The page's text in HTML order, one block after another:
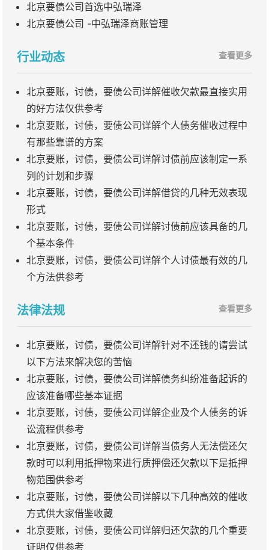
北京要债公司首选中弘瑞泽
北京要债公司 -中弘瑞泽商账管理
行业动态 查看更多
北京要账，讨债，要债公司详解催收欠款最直接实用
的好方法仅供参考
北京要账，讨债，要债公司详解个人债务催收过程中
有那些靠谱的方案
北京要账，讨债，要债公司详解讨债前应该制定一系
列的计划和步骤
北京要账，讨债，要债公司详解借贷的几种无效表现
形式
北京要账，讨债，要债公司详解讨债前应该具备的几
个基本条件
北京要账，讨债，要债公司详解个人讨债最有效的几
个方法供参考
法律法规 查看更多
北京要账，讨债，要债公司详解针对不还钱的请尝试
以下方法来解决您的苦恼
北京要账，讨债，要债公司详解债务纠纷准备起诉的
应该准备哪些基本证据
北京要账，讨债，要债公司详解企业及个人债务的诉
讼流程供参考
北京要账，讨债，要债公司详解当债务人无法偿还欠
款时可以利用抵押物来进行质押偿还欠款以下是抵押
物范围供参考
北京要账，讨债，要债公司详解以下几种高效的催收
方式供大家借鉴收藏
北京要账，讨债，要债公司详解归还欠款的几个重要
证明仅供参考